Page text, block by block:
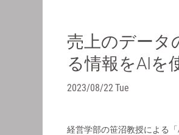
売上のデータ
る情報をAIを
2023/08/22 Tue
経営学部の笹沼教授による